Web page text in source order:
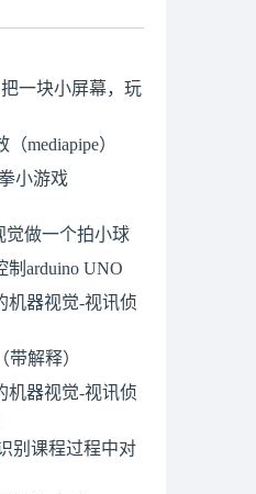
一块小屏幕，玩
mediapipe）
小游戏
觉做一个拍小球
制arduino UNO
机器视觉-视讯侦
解释）
机器视觉-视讯侦
别课程过程中对